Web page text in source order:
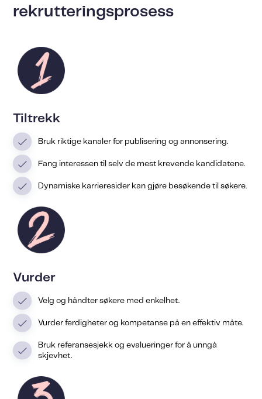
rekrutteringsprosess
Tiltrekk
Bruk riktige kanaler for publisering og annonsering.
Fang interessen til selv de mest krevende kandidatene.
Dynamiske karrieresider kan gjøre besøkende til søkere.
Vurder
Velg og håndter søkere med enkelhet.
Vurder ferdigheter og kompetanse på en effektiv måte.
Bruk referansesjekk og evalueringer for å unngå
skjevhet.